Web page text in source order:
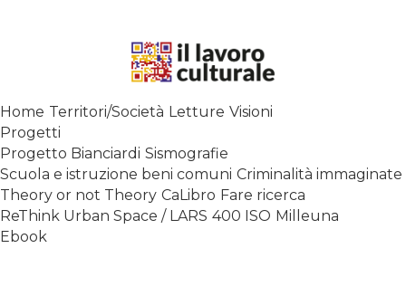
SPALANCARE LE FINESTRE DEI
CONTEMPORANEO
Home Territori/Società Letture Visioni
Progetti
Progetto Bianciardi Sismografie
Scuola e istruzione beni comuni Criminalità immaginate
Theory or not Theory CaLibro Fare ricerca
ReThink Urban Space / LARS 400 ISO Milleuna
Ebook